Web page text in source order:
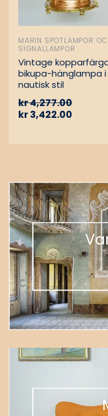
MARIN SPOTLAMPOR
SIGNALLAMPOR
Vintage
bikupa-hänglampa i
nautisk stil
kr4,277.00
kr3,422.00